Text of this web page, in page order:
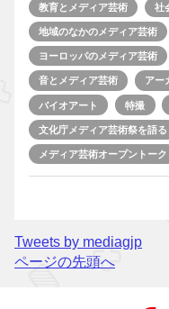
教育とメディア芸術 社
地域のなかのメディア芸術
ヨーロッパのメディア芸術
音とメディア芸術 アー
バイオアート 特撮
文化庁メディア芸術祭を語る
メディア芸術オープントーク
Tweets by mediagjp
ページの先頭へ